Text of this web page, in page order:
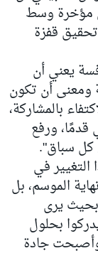
مؤخرة وسط
قفزة
يعني أن
ومعنى أن تكون
بالمشاركة،
ورفع
سباق".
التغيير في
الموسم، بل
بحيث يرى
بحلول
جادة